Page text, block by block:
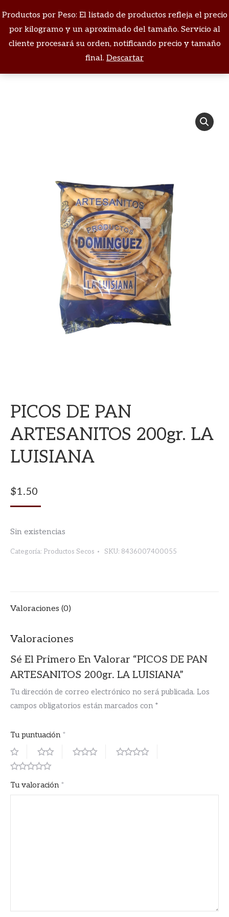
Productos por Peso: El listado de productos refleja el precio
por kilogramo y un aproximado del tamaño. Servicio al
cliente procesará su orden, notificando precio y tamaño
final. Descartar
Buscar:
Estás aquí:
PICOS DE PAN
ARTESANITOS 200gr. LA
LUISIANA
$1.50
Sin existencias
Categoría: Productos Secos SKU: 8436007400055
Valoraciones (0)
Valoraciones
Sé El Primero En Valorar “PICOS DE PAN
ARTESANITOS 200gr. LA LUISIANA”
Tu dirección de correo electrónico no será publicada. Los
campos obligatorios están marcados con *
Tu puntuación *
Tu valoración *